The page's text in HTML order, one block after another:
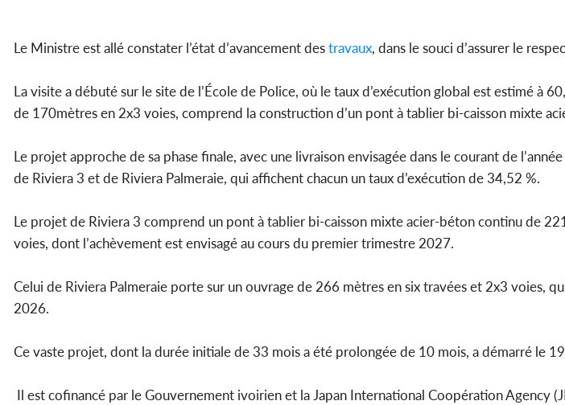
Le Ministre est allé constater l’état d’avancement destravaux, dans le souci d’assurer le
La visite a débuté sur le site de l’École de Police, où le taux d’exécution global est estimé à
de 170mètres en 2x3 voies, comprend la construction d’un pont à tablier bi-caisson mixte
Le projet approche de sa phase finale, avec une livraison envisagée dans le courant de
de Riviera 3 et de Riviera Palmeraie, qui affichent chacun un taux d’exécution de 34,52 %.
Le projet de Riviera 3 comprend un pont à tablier bi-caisson mixte acier-béton continu de
voies, dont l’achèvement est envisagé au cours du premier trimestre 2027.
Celui de Riviera Palmeraie porte sur un ouvrage de 266 mètres en six travées et 2x3 voies,
2026.
Ce vaste projet, dont la durée initiale de 33 mois a été prolongée de 10 mois, a démarré le
Il est cofinancé par le Gouvernement ivoirien et la Japan International Coopération Agency